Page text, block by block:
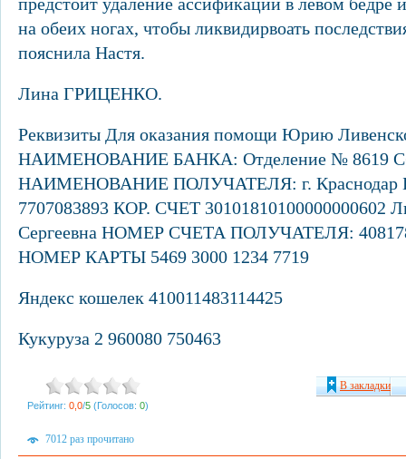
на обеих ногах, чтобы ликвидирвоать
пояснила Настя.
Лина ГРИЦЕНКО.
Реквизиты Для оказания помощи Юрию
НАИМЕНОВАНИЕ БАНКА: Отделение № 8619
НАИМЕНОВАНИЕ ПОЛУЧАТЕЛЯ: г. Краснодар
7707083893 КОР. СЧЕТ 30101810100000000602
Сергеевна НОМЕР СЧЕТА ПОЛУЧАТЕЛЯ:
НОМЕР КАРТЫ 5469 3000 1234 7719
Яндекс кошелек 410011483114425
Кукуруза 2 960080 750463
Рейтинг: 0,0/5 (Голосов: 0)
В закладки
7012 раз прочитано